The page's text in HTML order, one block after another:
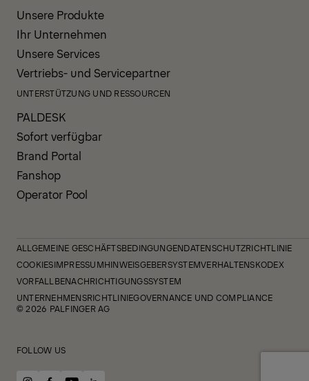
Unsere Produkte
Ihr Unternehmen
Unsere Services
Vertriebs- und Servicepartner
UNTERSTÜTZUNG UND RESSOURCEN
PALDESK
Sofort verfügbar
Brand Portal
Fanshop
Operator Pool
ALLGEMEINE GESCHÄFTSBEDINGUNGENDATENSCHUTZRICHTLINIE
COOKIESIMPRESSUMHINWEISGEBERSYSTEMVERHALTENSKODEX
VORFALLBENACHRICHTIGUNGSSYSTEM
UNTERNEHMENSRICHTLINIEGOVERNANCE UND COMPLIANCE
© 2026 PALFINGER AG
FOLLOW US